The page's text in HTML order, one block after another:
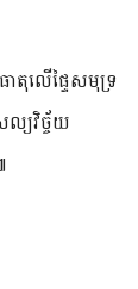
ាតុលើផ្ទៃសមុទ្រ
យវិច្ច័យ